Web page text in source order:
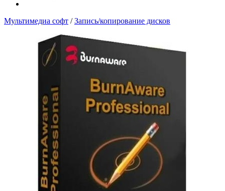
Мультимедиа софт /Запись/копирование дисков